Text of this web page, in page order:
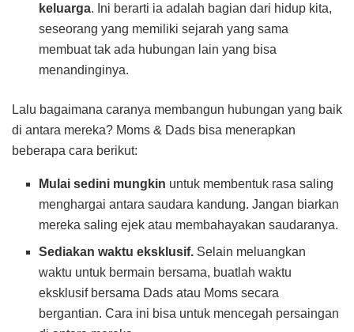
keluarga. Ini berarti ia adalah bagian dari hidup kita,
seseorang yang memiliki sejarah yang sama
membuat tak ada hubungan lain yang bisa
menandinginya.
Lalu bagaimana caranya membangun hubungan yang baik
di antara mereka? Moms & Dads bisa menerapkan
beberapa cara berikut:
Mulai sedini mungkin untuk membentuk rasa saling
menghargai antara saudara kandung. Jangan biarkan
mereka saling ejek atau membahayakan saudaranya.
Sediakan waktu eksklusif. Selain meluangkan
waktu untuk bermain bersama, buatlah waktu
eksklusif bersama Dads atau Moms secara
bergantian. Cara ini bisa untuk mencegah persaingan